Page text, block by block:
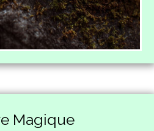
Magique